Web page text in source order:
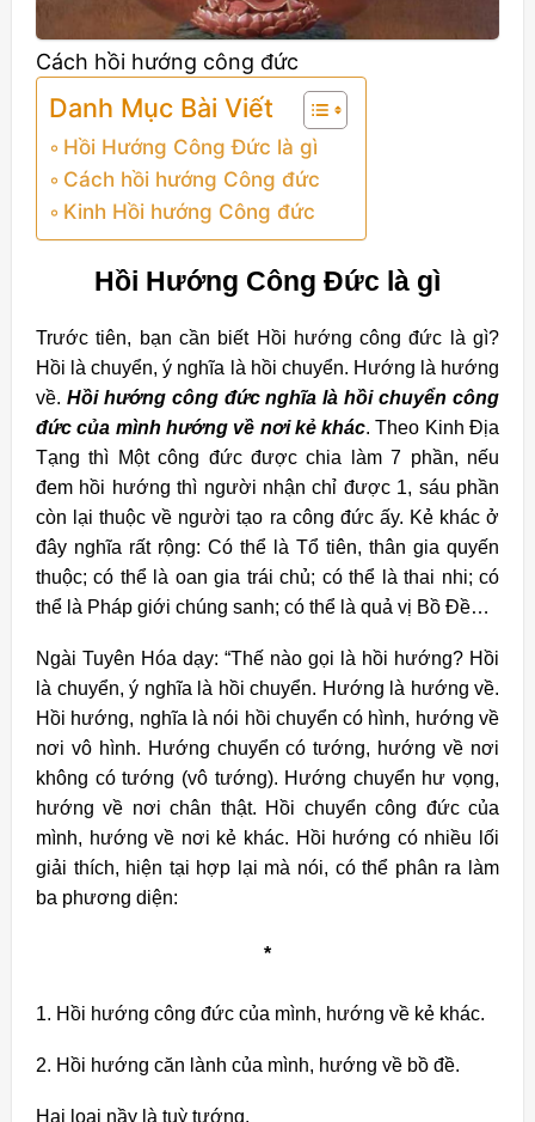
Cách hồi hướng công đức
Danh Mục Bài Viết
Hồi Hướng Công Đức là gì
Cách hồi hướng Công đức
Kinh Hồi hướng Công đức
Hồi Hướng Công Đức là gì
Trước tiên, bạn cần biết Hồi hướng công đức là gì?
Hồi là chuyển, ý nghĩa là hồi chuyển. Hướng là hướng
về. Hồi hướng công đức nghĩa là hồi chuyển công
đức của mình hướng về nơi kẻ khác. Theo Kinh Địa
Tạng thì Một công đức được chia làm 7 phần, nếu
đem hồi hướng thì người nhận chỉ được 1, sáu phần
còn lại thuộc về người tạo ra công đức ấy. Kẻ khác ở
đây nghĩa rất rộng: Có thể là Tổ tiên, thân gia quyến
thuộc; có thể là oan gia trái chủ; có thể là thai nhi; có
thể là Pháp giới chúng sanh; có thể là quả vị Bồ Đề…
Ngài Tuyên Hóa dạy: “Thế nào gọi là hồi hướng? Hồi
là chuyển, ý nghĩa là hồi chuyển. Hướng là hướng về.
Hồi hướng, nghĩa là nói hồi chuyển có hình, hướng về
nơi vô hình. Hướng chuyển có tướng, hướng về nơi
không có tướng (vô tướng). Hướng chuyển hư vọng,
hướng về nơi chân thật. Hồi chuyển công đức của
mình, hướng về nơi kẻ khác. Hồi hướng có nhiều lối
giải thích, hiện tại hợp lại mà nói, có thể phân ra làm
ba phương diện:
*
1. Hồi hướng công đức của mình, hướng về kẻ khác.
2. Hồi hướng căn lành của mình, hướng về bồ đề.
Hai loại nầy là tuỳ tướng.